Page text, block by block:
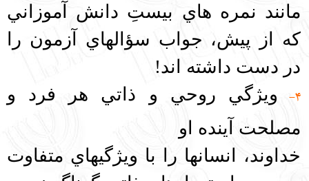
مانند نمره هاي بيستِ دانش آموزاني
كه از پيش، جواب سؤالهاي آزمون را
در دست داشته اند!
4-
ويژگي روحي و ذاتي هر فرد و
مصلحت آينده او
خداوند، انسانها را با ويژگيهاي متفاوت